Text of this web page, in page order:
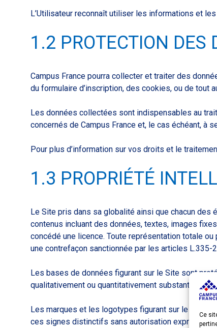
Ce
L’Utilisateur reconnaît utiliser les informations et
1.2 PROTECTION DES
Campus France pourra collecter et traiter des
du formulaire d’inscription, des cookies, ou de tout
Les données collectées sont indispensables au
concernés de Campus France et, le cas échéant, à
Pour plus d’information sur vos droits et le
1.3 PROPRIÉTÉ
Le Site pris dans sa globalité ainsi que chacun
contenus incluant des données, textes, images
concédé une licence. Toute représentation totale
une contrefaçon sanctionnée par les articles
Les bases de données figurant sur le Site sont
qualitativement ou quantitativement substantielle
Les marques et les logotypes figurant sur le Site
ces signes distinctifs sans autorisation expresse